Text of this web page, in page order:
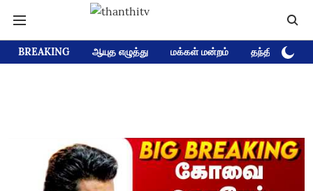
BREAKING ஆயுத எழுத்து மக்கள் மன்றம் தந்தி டிவி